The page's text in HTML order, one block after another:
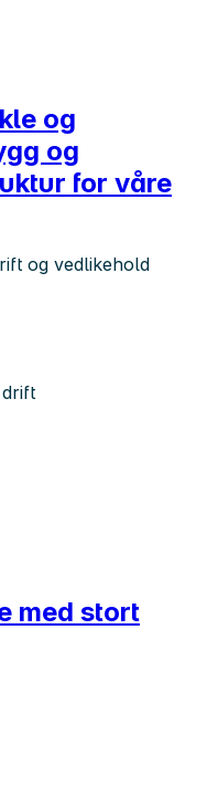
og
og
for våre
og vedlikehold
med stort